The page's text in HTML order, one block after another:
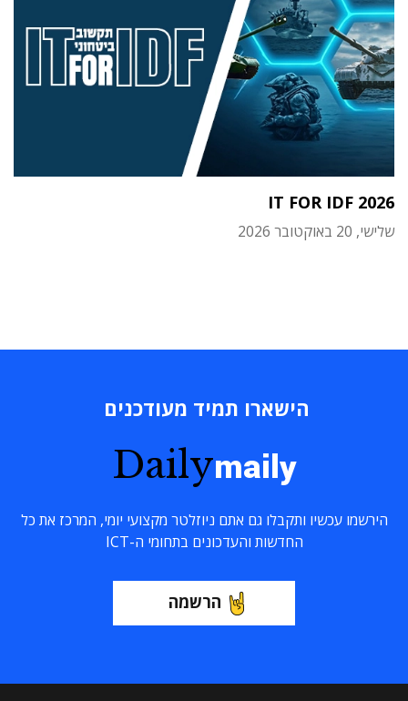
IT FOR IDF 2026
שלישי, 20 באוקטובר 2026
הישארו תמיד מעודכנים
Dailymaily
הירשמו עכשיו ותקבלו גם אתם ניוזלטר מקצועי יומי, המרכז את כל
החדשות והעדכונים בתחומי ה-ICT
הרשמה